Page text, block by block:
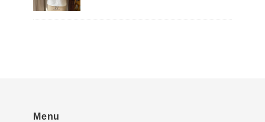
Menu